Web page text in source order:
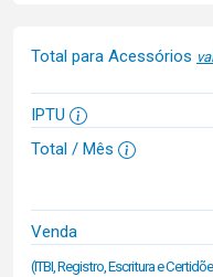
Total para Acessórios
IPTU
Total / Mês
Venda
(ITBI, Registro, Escritura e